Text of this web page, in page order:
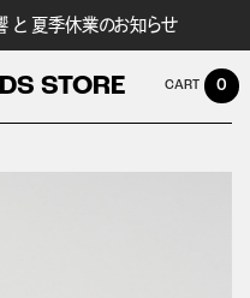
と 夏季休業のお知らせ
STORE 0